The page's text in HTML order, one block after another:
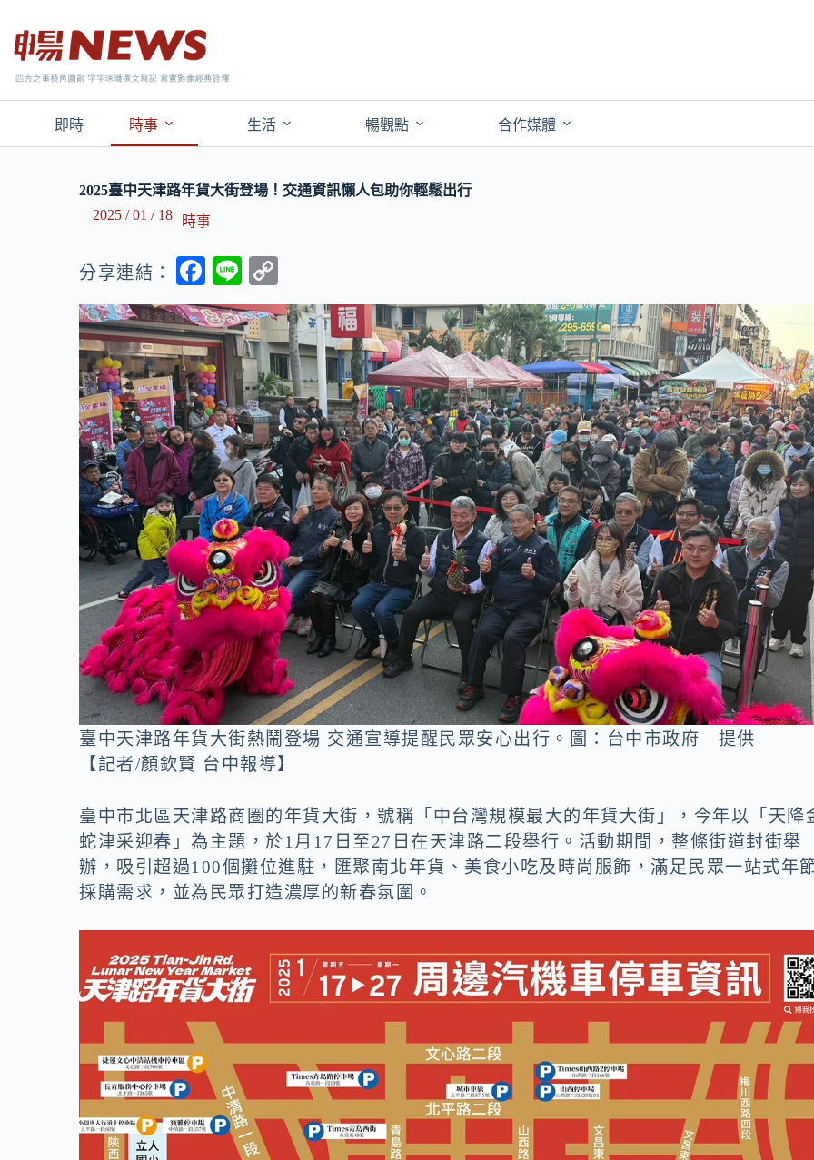
即時 時事 生活 暢觀點 合作媒體
2025臺中天津路年貨大街登場！交通資訊懶人包助你輕鬆出行
2025 / 01 / 18
時事
分享連結：
F
ac
e
b
o
o
k
Li
n
e
o
p
y
Li
n
k
臺中天津路年貨大街熱鬧登場 交通宣導提醒民眾安心出行。圖：台中市政府 提供
【記者/顏欽賢 台中報導】
臺中市北區天津路商圈的年貨大街，號稱「中台灣規模最大的年貨大街」，今年以「天降
蛇津采迎春」為主題，於1月17日至27日在天津路二段舉行。活動期間，整條街道封街舉
辦，吸引超過100個攤位進駐，匯聚南北年貨、美食小吃及時尚服飾，滿足民眾一站式年
採購需求，並為民眾打造濃厚的新春氛圍。